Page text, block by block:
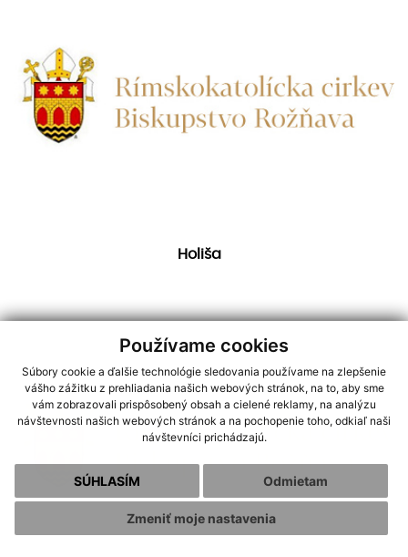
Používame cookies
Súbory cookie a ďalšie technológie sledovania používame na zlepšenie
vášho zážitku z prehliadania našich webových stránok, na to, aby sme
vám zobrazovali prispôsobený obsah a cielené reklamy, na analýzu
návštevnosti našich webových stránok a na pochopenie toho, odkiaľ naši
návštevníci prichádzajú.
SÚHLASÍM Odmietam
Zmeniť moje nastavenia
Holiša